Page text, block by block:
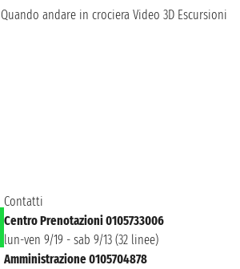
Quando andare in crociera Video 3D Escursioni
Contatti
Centro Prenotazioni 0105733006
lun-ven 9/19 - sab 9/13 (32 linee)
Amministrazione 0105704878